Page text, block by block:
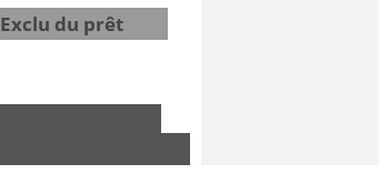
Exclu du prêt